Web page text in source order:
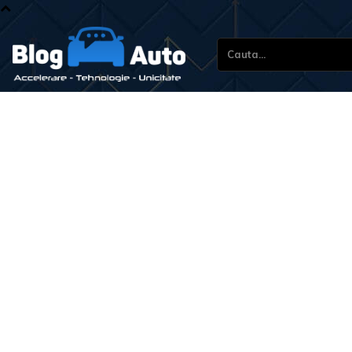
Cauta...